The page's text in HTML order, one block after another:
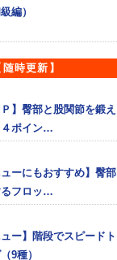
編）
時更新】
Ｐ】臀部と股関節を鍛え
４ポイン…
ューにもおすすめ】臀部
フロッ…
ュー】階段でスピードト
9種）